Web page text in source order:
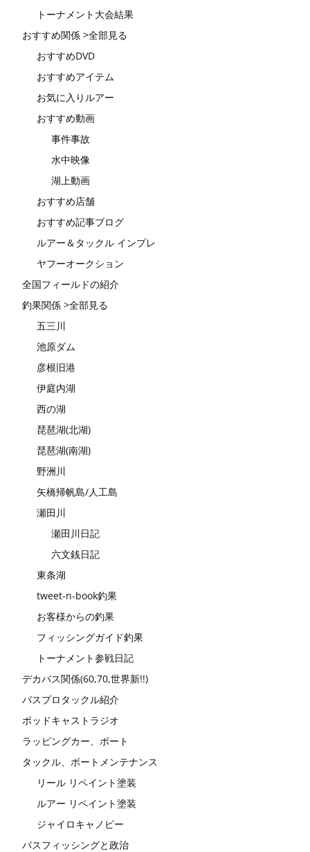
トーナメント大会結果
おすすめ関係 >全部見る
おすすめDVD
おすすめアイテム
お気に入りルアー
おすすめ動画
事件事故
水中映像
湖上動画
おすすめ店舗
おすすめ記事ブログ
ルアー＆タックル インプレ
ヤフーオークション
全国フィールドの紹介
釣果関係 >全部見る
五三川
池原ダム
彦根旧港
伊庭内湖
西の湖
琵琶湖(北湖)
琵琶湖(南湖)
野洲川
矢橋帰帆島/人工島
瀬田川
瀬田川日記
六文銭日記
東条湖
tweet-n-book釣果
お客様からの釣果
フィッシングガイド釣果
トーナメント参戦日記
デカバス関係(60,70,世界新!!)
バスプロタックル紹介
ポッドキャストラジオ
ラッピングカー、ボート
タックル、ボートメンテナンス
リール リペイント塗装
ルアー リペイント塗装
ジャイロキャノピー
バスフィッシングと政治